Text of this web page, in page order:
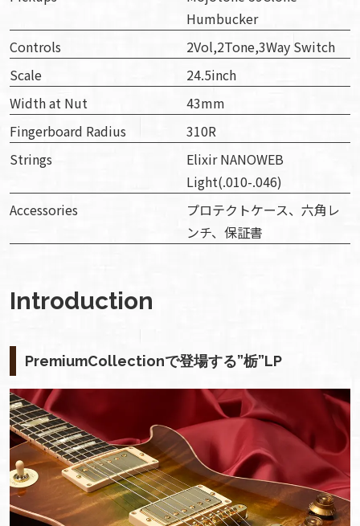
Humbucker
Controls
2Vol,2Tone,3Way Switch
Scale
24.5inch
Width at Nut
43mm
Fingerboard Radius
310R
Strings
Elixir NANOWEB
Light(.010-.046)
Accessories
プロテクトケース、六角レ
ンチ、保証書
Introduction
PremiumCollectionで登場する”栃”LP